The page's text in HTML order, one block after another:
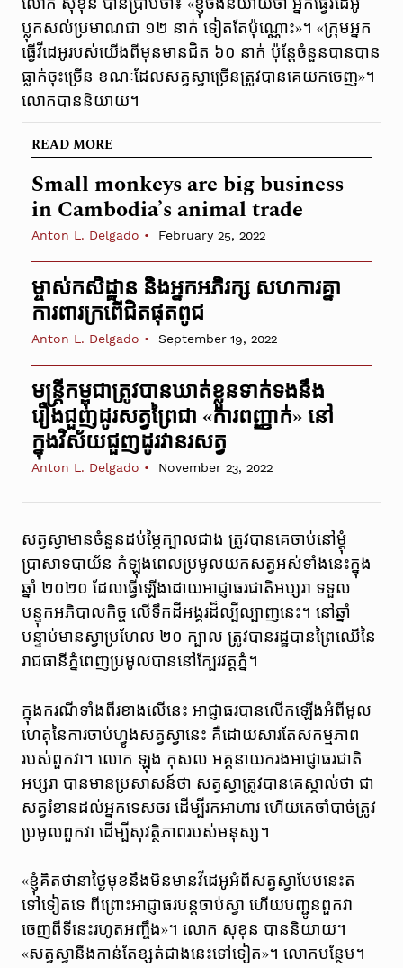
ប្លុកសល់ប្រមាណជា ១២ នាក់ ទៀតតែប៉ុណ្ណោះ​»។ «ក្រុមអ្នក
ធ្វើវីដេអូរបស់យើងពីមុនមានជិត ៦០ នាក់ ប៉ុន្តែចំនួនបានបាន
ធ្លាក់ចុះ​ច្រើន ​ខណៈ​ដែល​សត្វ​ស្វា​ច្រើន​​ត្រូវ​បាន​គេយកចេញ»។
លោកបាននិយាយ។
READ MORE
Small monkeys are big business
in Cambodia’s animal trade
Anton L. Delgado February 25, 2022
ម្ចាស់កសិដ្ឋាន និងអ្នកអភិរក្ស សហការគ្នា
ការពារក្រពេីជិតផុតពូជ
Anton L. Delgado September 19, 2022
មន្ត្រីកម្ពុជាត្រូវបានឃាត់ខ្លួនទាក់ទងនឹង
រឿងជួញដូរសត្វព្រៃជា «ការពញ្ញាក់» នៅ
ក្នុងវិស័យជួញដូរវានរសត្វ
Anton L. Delgado November 23, 2022
សត្វស្វាមានចំនួនដប់ម្ភៃក្បាលជាង ត្រូវបានគេចាប់នៅម្តុំ
ប្រាសាទបាយ័ន កំឡុងពេលប្រមូលយកសត្វអស់ទាំងនេះក្នុង
ឆ្នាំ ២០២០ ដែលធ្វើឡើងដោយអាជ្ញាធរជាតិអប្សរា ទទួល
បន្ទុកអភិបាលកិច្ច លើទឹកដីអង្គរដ៏ល្បីល្បាញនេះ។ នៅ​ឆ្នាំ​
បន្ទាប់​មានស្វា​ប្រហែល​ ២០​ ក្បាល ត្រូវ​បាន​រដ្ឋបានព្រៃឈើនៃ
រាជធានីភ្នំពេញប្រមូលបាននៅក្បែរវត្តភ្នំ។
ក្នុង​ករណី​ទាំង​ពីរ​ខាងលើនេះ អាជ្ញាធរ​បាន​លើក​ឡើងអំ​ពី​មូល
ហេតុ​នៃ​ការ​ចាប់ហ្វូងសត្វស្វានេះ គឺដោយសារតែសកម្មភាព
របស់ពួកវា។ លោក ឡុង កុសល អគ្គនាយករងអាជ្ញាធរជាតិ
អប្សរា បានមានប្រសាសន៍ថា សត្វស្វាត្រូវបានគេស្គាល់ថា ជា
សត្វរំខានដល់អ្នកទេសចរ ដើម្បីរកអាហារ ហើយគេចាំបាច់ត្រូវ
ប្រមូលពួកវា ដើម្បីសុវត្ថិភាពរបស់មនុស្ស។
«ខ្ញុំគិតថានាថ្ងៃមុខនឹងមិនមានវីដេអូអំពីសត្វស្វាបែបនេះត
ទៅទៀតទេ ពីព្រោះអាជ្ញាធរបន្តចាប់ស្វា ហើយបញ្ជូនពួកវា
ចេញពីទីនេះរហូតអញ្ចឹង»។ លោក សុខុន បាននិយាយ។
«សត្វស្វានឹងកាន់តែខ្សត់ជាងនេះទៅទៀត»។ លោកបន្ថែម។​